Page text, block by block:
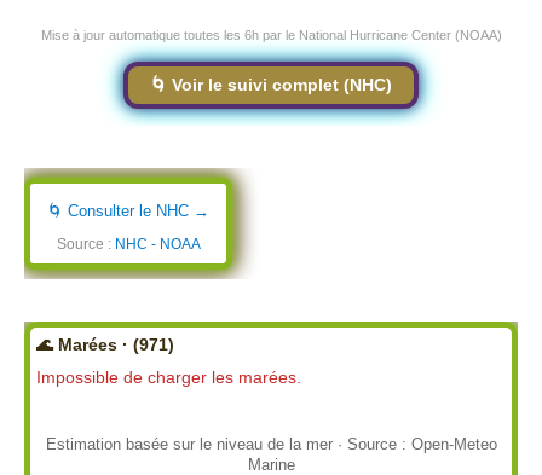
Mise à jour automatique toutes les 6h par le National Hurricane Center (NOAA)
🌀 Voir le suivi complet (NHC)
🌀 Consulter le NHC →
Source : NHC - NOAA
🌊 Marées · (971)
Impossible de charger les marées.
Estimation basée sur le niveau de la mer · Source : Open-Meteo
Marine